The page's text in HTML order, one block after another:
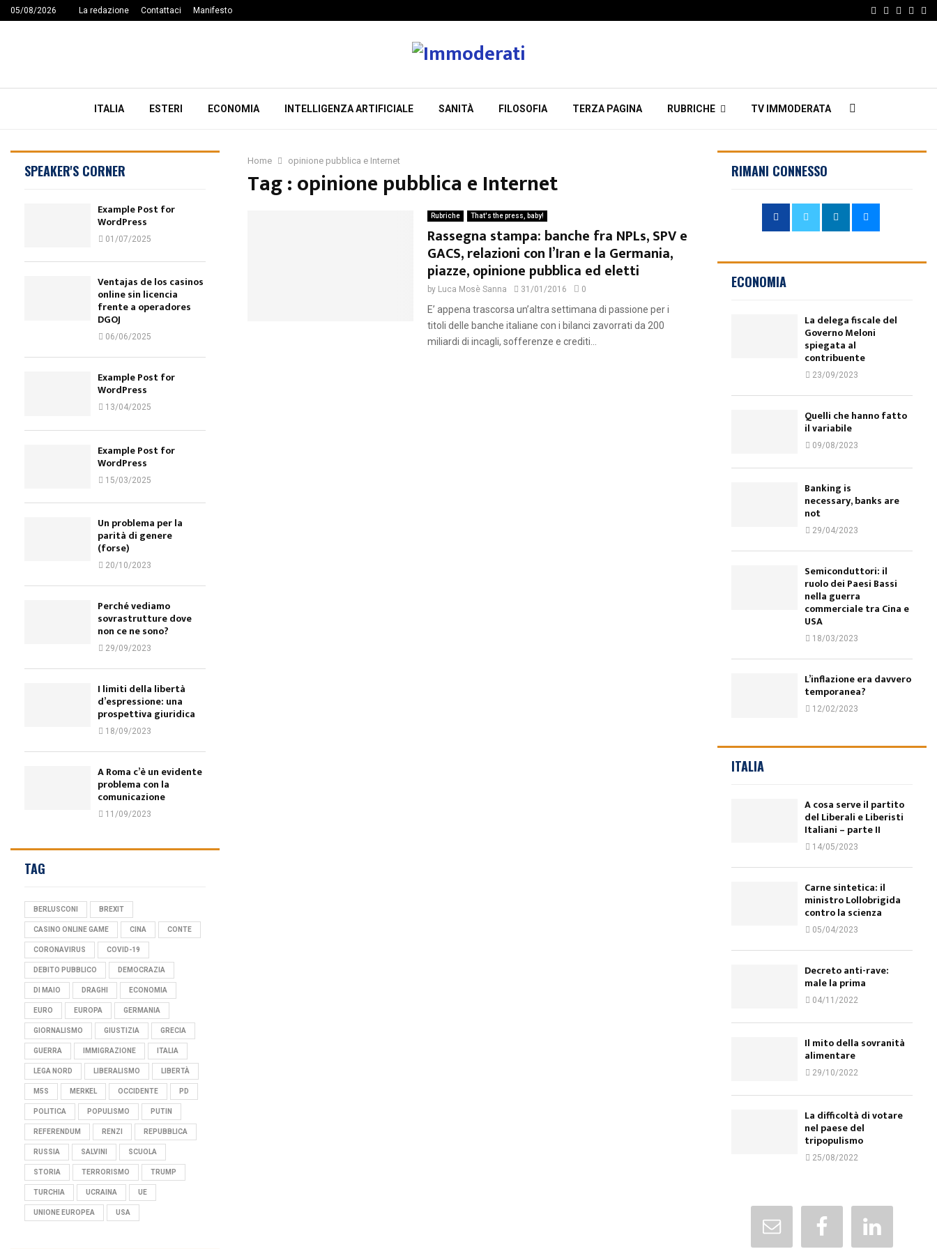
05/08/2026 La redazione Contattaci Manifesto Facebook
Twitter
ITALIA ESTERI ECONOMIA INTELLIGENZA ARTIFICIALE SANITÀ FILOSOFIA TERZA PAGINA RUBRICHE TV IMMODERATA
Home opinione pubblica e Internet
Tag : opinione pubblica e Internet
Rubriche That's the press, baby!
Rassegna stampa: banche fra NPLs, SPV e
GACS, relazioni con l’Iran e la Germania,
piazze, opinione pubblica ed eletti
by Luca Mosè Sanna 31/01/2016 0
E’ appena trascorsa un’altra settimana di passione per i
titoli delle banche italiane con i bilanci zavorrati da 200
miliardi di incagli, sofferenze e crediti...
SPEAKER'S CORNER
Example Post for
WordPress
01/07/2025
Ventajas de los casinos
online sin licencia
frente a operadores
DGOJ
06/06/2025
Example Post for
WordPress
13/04/2025
Example Post for
WordPress
15/03/2025
Un problema per la
parità di genere
(forse)
20/10/2023
Perché vediamo
sovrastrutture dove
non ce ne sono?
29/09/2023
I limiti della libertà
d’espressione: una
prospettiva giuridica
18/09/2023
A Roma c’è un evidente
problema con la
comunicazione
11/09/2023
TAG
BERLUSCONI BREXIT
CASINO ONLINE GAME CINA CONTE
CORONAVIRUS COVID-19
DEBITO PUBBLICO DEMOCRAZIA
DI MAIO DRAGHI ECONOMIA
EURO EUROPA GERMANIA
GIORNALISMO GIUSTIZIA GRECIA
GUERRA IMMIGRAZIONE ITALIA
LEGA NORD LIBERALISMO LIBERTÀ
M5S MERKEL OCCIDENTE PD
POLITICA POPULISMO PUTIN
REFERENDUM RENZI REPUBBLICA
RUSSIA SALVINI SCUOLA
STORIA TERRORISMO TRUMP
TURCHIA UCRAINA UE
UNIONE EUROPEA USA
RIMANI CONNESSO
ECONOMIA
La delega fiscale del
Governo Meloni
spiegata al
contribuente
23/09/2023
Quelli che hanno fatto
il variabile
09/08/2023
Banking is
necessary, banks are
not
29/04/2023
Semiconduttori: il
ruolo dei Paesi Bassi
nella guerra
commerciale tra Cina e
USA
18/03/2023
L’inflazione era davvero
temporanea?
12/02/2023
ITALIA
A cosa serve il partito
del Liberali e Liberisti
Italiani – parte II
14/05/2023
Carne sintetica: il
ministro Lollobrigida
contro la scienza
05/04/2023
Decreto anti-rave:
male la prima
04/11/2022
Il mito della sovranità
alimentare
29/10/2022
La difficoltà di votare
nel paese del
tripopulismo
25/08/2022